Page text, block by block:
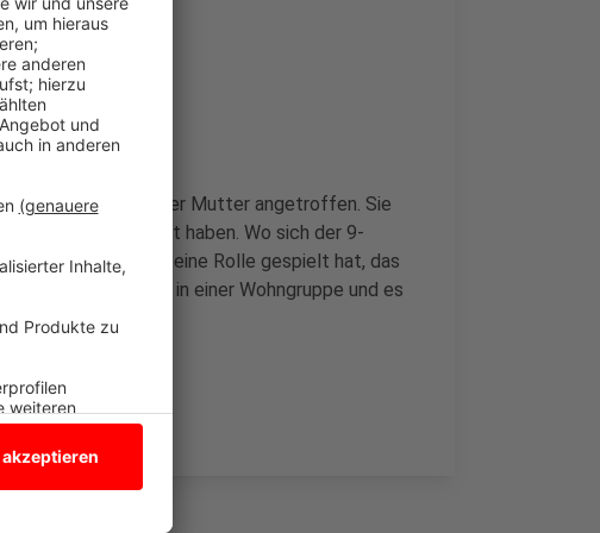
bei seiner Mutter angetroffen. Sie
Jungen unterstützt haben. Wo sich der 9-
dabei vielleicht eine Rolle gespielt hat, das
lebt der Junge in einer Wohngruppe und es